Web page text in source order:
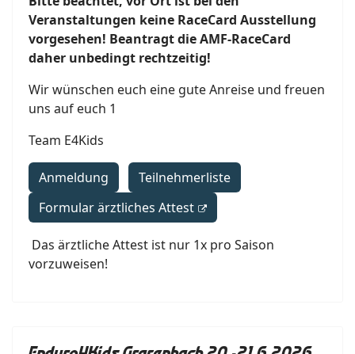
Veranstaltungen keine RaceCard Ausstellung
vorgesehen! Beantragt die AMF-RaceCard
daher unbedingt rechtzeitig!
Wir wünschen euch eine gute Anreise und freuen
uns auf euch 1
Team E4Kids
Anmeldung
Teilnehmerliste
Formular ärztliches Attest
Das ärztliche Attest ist nur 1x pro Saison
vorzuweisen!